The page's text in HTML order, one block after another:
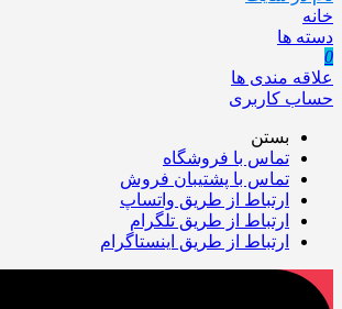
خانه
دسته ها
0
علاقه مندی ها
حساب کاربری
بستن
تماس با فروشگاه
تماس با پشتیبان فروش
ارتباط از طریق واتساپ
ارتباط از طریق تلگرام
ارتباط از طریق اینستاگرام